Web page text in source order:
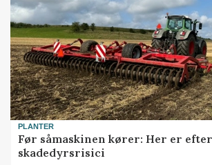
PLANTER
Før såmaskinen kører: Her er
skadedyrsrisici